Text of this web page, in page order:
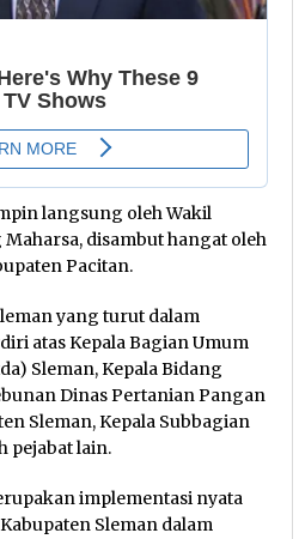
langsung oleh Wakil
disambut hangat oleh
Pacitan.
yang turut dalam
atas Kepala Bagian Umum
Sleman, Kepala Bidang
Dinas Pertanian Pangan
Sleman, Kepala Subbagian
pejabat lain.
implementasi nyata
Sleman dalam